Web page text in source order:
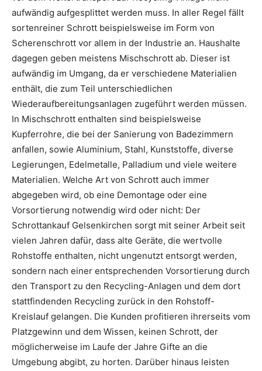
aufwändig aufgesplittet werden muss. In aller Regel fällt
sortenreiner Schrott beispielsweise im Form von
Scherenschrott vor allem in der Industrie an. Haushalte
dagegen geben meistens Mischschrott ab. Dieser ist
aufwändig im Umgang, da er verschiedene Materialien
enthält, die zum Teil unterschiedlichen
Wiederaufbereitungsanlagen zugeführt werden müssen.
In Mischschrott enthalten sind beispielsweise
Kupferrohre, die bei der Sanierung von Badezimmern
anfallen, sowie Aluminium, Stahl, Kunststoffe, diverse
Legierungen, Edelmetalle, Palladium und viele weitere
Materialien. Welche Art von Schrott auch immer
abgegeben wird, ob eine Demontage oder eine
Vorsortierung notwendig wird oder nicht: Der
Schrottankauf Gelsenkirchen sorgt mit seiner Arbeit seit
vielen Jahren dafür, dass alte Geräte, die wertvolle
Rohstoffe enthalten, nicht ungenutzt entsorgt werden,
sondern nach einer entsprechenden Vorsortierung durch
den Transport zu den Recycling-Anlagen und dem dort
stattfindenden Recycling zurück in den Rohstoff-
Kreislauf gelangen. Die Kunden profitieren ihrerseits vom
Platzgewinn und dem Wissen, keinen Schrott, der
möglicherweise im Laufe der Jahre Gifte an die
Umgebung abgibt, zu horten. Darüber hinaus leisten